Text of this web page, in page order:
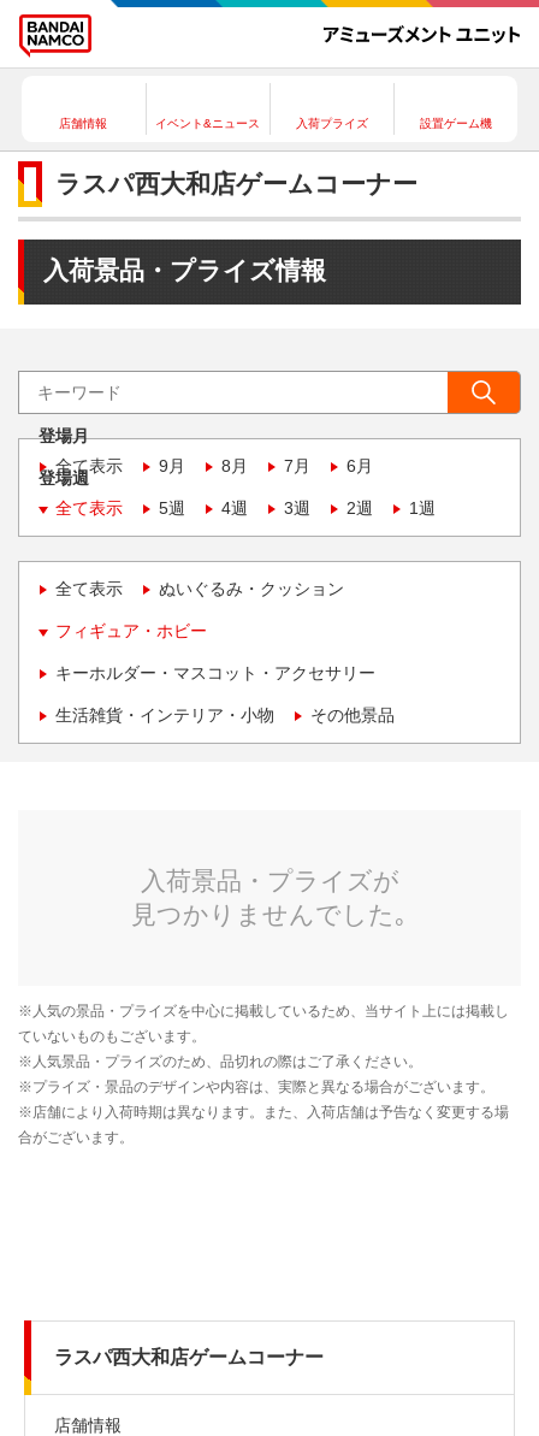
店舗情報 イベント&ニュース 入荷プライズ 設置ゲーム機
ラスパ西大和店ゲームコーナー
入荷景品・プライズ情報
登場月
全て表示
9月 8月 7月 6月
登場週
全て表示
5週 4週 3週 2週 1週
全て表示 ぬいぐるみ・クッション
フィギュア・ホビー
キーホルダー・マスコット・アクセサリー
生活雑貨・インテリア・小物 その他景品
ラスパ西大和店ゲームコーナー
店舗情報